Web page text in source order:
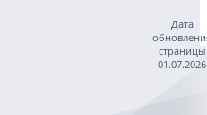
Дата
страницы
01.07.2026